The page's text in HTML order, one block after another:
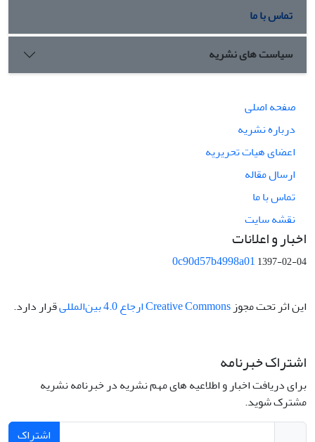
تماس با ما
سیاست های نشریه
صفحه اصلی
درباره نشریه
اعضای هیات تحریریه
ارسال مقاله
تماس با ما
نقشه سایت
اخبار و اعلانات
0c90d57b4998a011397-02-04
این اثر تحت مجوز Creative Commons ارجاع 4.0 بین‌المللی قرار دارد.
اشتراک خبرنامه
برای دریافت اخبار و اطلاعیه های مهم نشریه در خبرنامه نشریه
مشترک شوید.
اشتراک